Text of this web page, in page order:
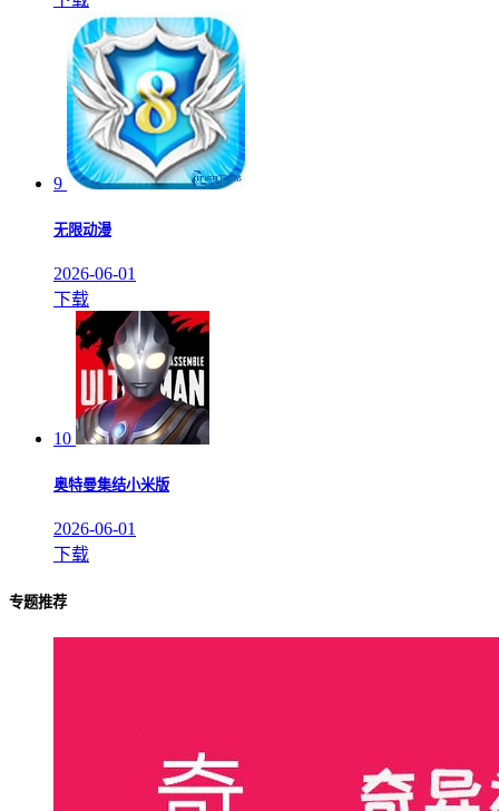
9
无限动漫
2026-06-01
下载
10
奥特曼集结小米版
2026-06-01
下载
专题推荐